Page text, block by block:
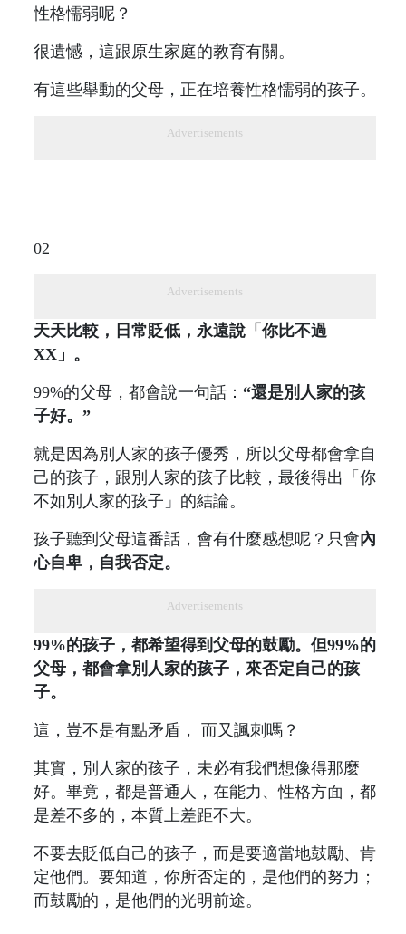
性格懦弱呢？
很遺憾，這跟原生家庭的教育有關。
有這些舉動的父母，正在培養性格懦弱的孩子。
Advertisements
02
Advertisements
天天比較，日常貶低，永遠說「你比不過
XX」。
99%的父母，都會說一句話： “還是別人家的孩
子好。”
就是因為別人家的孩子優秀，所以父母都會拿自
己的孩子，跟別人家的孩子比較，最後得出「你
不如別人家的孩子」的結論。
孩子聽到父母這番話，會有什麼感想呢？只會內
心自卑，自我否定。
Advertisements
99%的孩子，都希望得到父母的鼓勵。但99%的
父母，都會拿別人家的孩子，來否定自己的孩
子。
這，豈不是有點矛盾， 而又諷刺嗎？
其實，別人家的孩子，未必有我們想像得那麼
好。畢竟，都是普通人，在能力、性格方面，都
是差不多的，本質上差距不大。
不要去貶低自己的孩子，而是要適當地鼓勵、肯
定他們。要知道，你所否定的，是他們的努力；
而鼓勵的，是他們的光明前途。